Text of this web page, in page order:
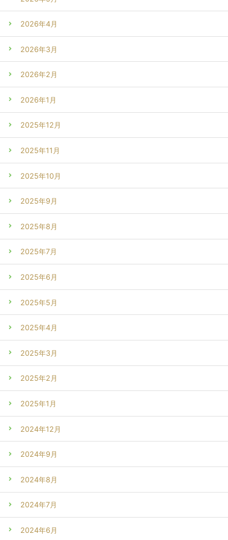
2026年4月
2026年3月
2026年2月
2026年1月
2025年12月
2025年11月
2025年10月
2025年9月
2025年8月
2025年7月
2025年6月
2025年5月
2025年4月
2025年3月
2025年2月
2025年1月
2024年12月
2024年9月
2024年8月
2024年7月
2024年6月